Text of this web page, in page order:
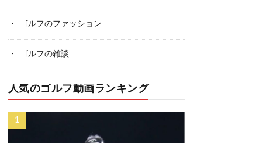
ゴルフのファッション
ゴルフの雑談
人気のゴルフ動画ランキング